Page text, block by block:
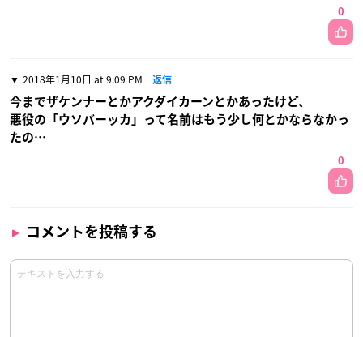
0
2018年1月10日 at 9:09 PM 返信
今までザケンナーとかアクダイカーンとかあったけど、
悪役の「ウソバーッカ」って名前はもう少し何とかならなかっ
たの…
0
コメントを投稿する